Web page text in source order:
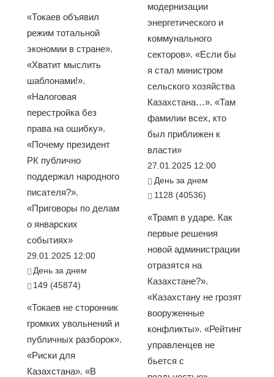
«Токаев объявил
режим тотальной
экономии в стране».
«Хватит мыслить
шаблонами!».
«Налоговая
перестройка без
права на ошибку».
«Почему президент
РК публично
поддержал народного
писателя?».
«Приговоры по делам
о январских
событиях»
29.01.2025 12:00
День за днем
149 (45874)
«Токаев не сторонник
громких увольнений и
публичных разборок».
«Риски для
Казахстана». «В
модернизации
энергетического и
коммунального
секторов». «Если бы
я стал министром
сельского хозяйства
Казахстана…». «Там
фамилии всех, кто
был приближен к
власти»
27.01.2025 12:00
День за днем
1128 (40536)
«Трамп в ударе. Как
первые решения
новой администрации
отразятся на
Казахстане?».
«Казахстану не грозят
вооруженные
конфликты». «Рейтинг
управленцев не
бьется с